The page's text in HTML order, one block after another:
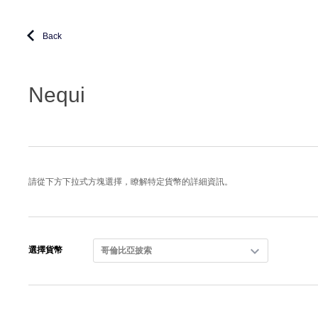
Back
Nequi
請從下方下拉式方塊選擇，瞭解特定貨幣的詳細資訊。
選擇貨幣 哥倫比亞披索